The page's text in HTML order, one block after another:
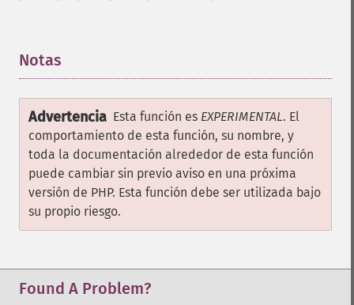
Notas
Advertencia Esta función es EXPERIMENTAL. El
comportamiento de esta función, su nombre, y
toda la documentación alrededor de esta función
puede cambiar sin previo aviso en una próxima
versión de PHP. Esta función debe ser utilizada bajo
su propio riesgo.
Found A Problem?